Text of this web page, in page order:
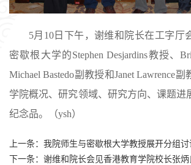
5月10日下午，谢维和院长在工字厅
密歇根大学的Stephen Desjardins教授、
Michael Bastedo副教授和Janet Lawrence
学院概况、研究领域、研究方向、课题进
纪念品。（ysh）
上一条： 我院师生与密歇根大学教授展开分组讨
下一条： 谢维和院长会见香港教育学院校长张